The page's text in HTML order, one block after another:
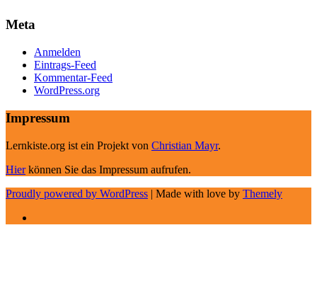
Meta
Anmelden
Eintrags-Feed
Kommentar-Feed
WordPress.org
Impressum
Lernkiste.org ist ein Projekt von Christian Mayr.
Hierkönnen Sie das Impressum aufrufen.
Proudly powered by WordPress | Made with love by Themely